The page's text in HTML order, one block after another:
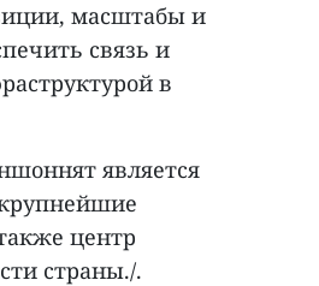
масштабы и
связь и
в
является
центр
страны./.